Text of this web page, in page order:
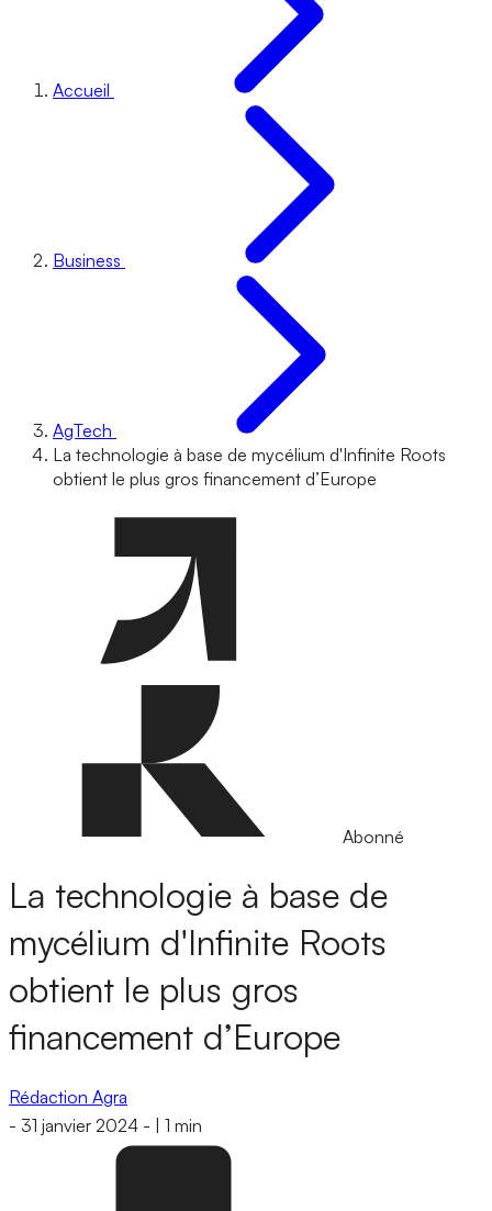
Accueil
Business
AgTech
La technologie à base de mycélium d'Infinite Roots
obtient le plus gros financement d’Europe
Abonné
La technologie à base de
mycélium d'Infinite Roots
obtient le plus gros
financement d’Europe
Rédaction Agra
- 31 janvier 2024 - 1 min